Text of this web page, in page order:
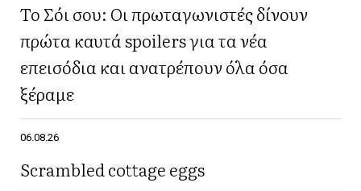
Το Σόι σου: Οι πρωταγωνιστές δίνουν
πρώτα καυτά spoilers για τα νέα
επεισόδια και ανατρέπουν όλα όσα
ξέραμε
06.08.26
Scrambled cottage eggs